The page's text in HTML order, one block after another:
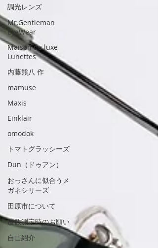
調光レンズ
Mr.Gentleman
EyeWear
Maison de luxe
Lunettes
内藤熊八 作
mamuse
Maxis
Einklair
omodok
トマトグラッシーズ
Dun（ドゥアン）
おっさんに似合うメ
ガネシリーズ
田原市について
度数測定時のお願い
自己紹介